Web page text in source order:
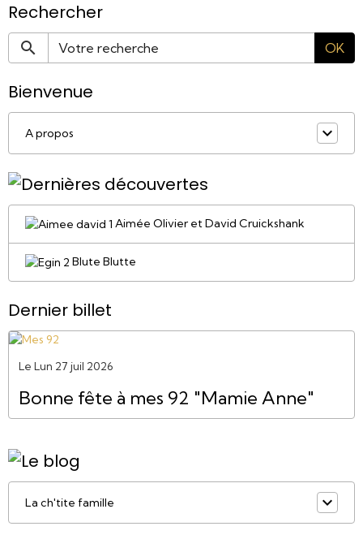
Rechercher
OK
Bienvenue
A propos
Aimée Olivier et David Cruickshank
Blute Blutte
Dernier billet
Le Lun 27 juil 2026
Bonne fête à mes 92 "Mamie Anne"
La ch'tite famille